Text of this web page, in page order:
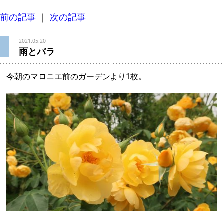
前の記事 ｜ 次の記事
2021.05.20
雨とバラ
今朝のマロニエ前のガーデンより1枚。